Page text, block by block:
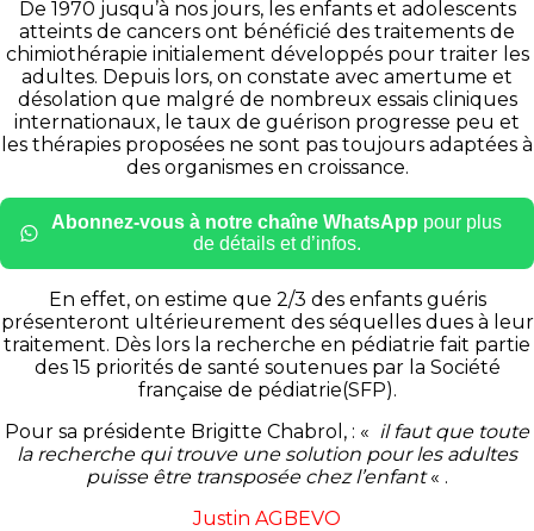
De 1970 jusqu’à nos jours, les enfants et adolescents
atteints de cancers ont bénéficié des traitements de
chimiothérapie initialement développés pour traiter les
adultes. Depuis lors, on constate avec amertume et
désolation que malgré de nombreux essais cliniques
internationaux, le taux de guérison progresse peu et
les thérapies proposées ne sont pas toujours adaptées à
des organismes en croissance.
Abonnez-vous à notre chaîne WhatsApp pour plus
de détails et d’infos.
En effet, on estime que 2/3 des enfants guéris
présenteront ultérieurement des séquelles dues à leur
traitement. Dès lors la recherche en pédiatrie fait partie
des 15 priorités de santé soutenues par la Société
française de pédiatrie(SFP).
Pour sa présidente Brigitte Chabrol, : « il faut que toute
la recherche qui trouve une solution pour les adultes
puisse être transposée chez l’enfant« .
Justin AGBEVO